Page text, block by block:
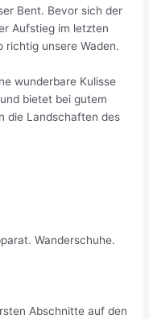
Bent. Bevor sich der
Aufstieg im letzten
richtig unsere Waden.
wunderbare Kulisse
bietet bei gutem
die Landschaften des
Wanderschuhe.
Abschnitte auf den